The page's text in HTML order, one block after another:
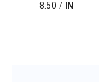
8:50 / IN